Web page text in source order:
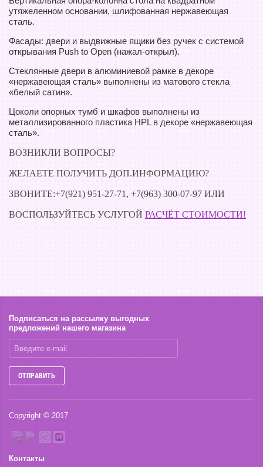
утяжеленном основании, шлифованная нержавеющая
сталь.
Фасады: двери и выдвижные ящики без ручек с системой
открывания Push to Open (нажал-открыл).
Стеклянные двери в алюминиевой рамке в декоре
«нержавеющая сталь» выполнены из матового стекла
«белый сатин».
Цоколи опорных тумб и шкафов выполнены из
металлизированного пластика HPL в декоре «нержавеющая
сталь».
ВОЗНИКЛИ ВОПРОСЫ?
ЖЕЛАЕТЕ ПОЛУЧИТЬ ДОП.ИНФОРМАЦИЮ?
ЗВОНИТЕ:+7(921) 951-27-71, +7(963) 300-07-97 ИЛИ
ВОСПОЛЬЗУЙТЕСЬ УСЛУГОЙ РАСЧЁТ СТОИМОСТИ!
Подписаться на рассылку выгодных
предложений нашего магазина
ОТПРАВИТЬ
Copyright © 2017
Контакты